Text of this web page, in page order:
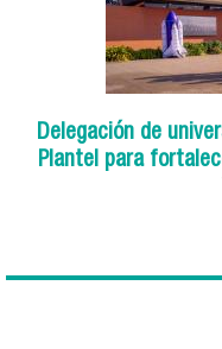
Delegación de
Plantel para